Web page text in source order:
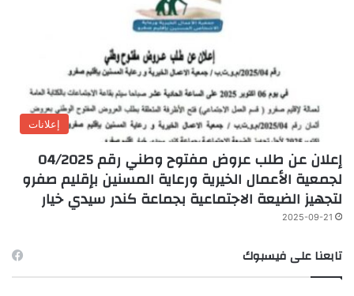
إعلانات
إعلان عن طلب عروض مفتوح وطني رقم 04/2025
لجمعية الأعمال الخيرية ورعاية المسنين بإقليم صفرو
لتجهيز الضيعة الاجتماعية بجماعة كندر سيدي خيار
2025-09-21
تابعنا على فيسبوك